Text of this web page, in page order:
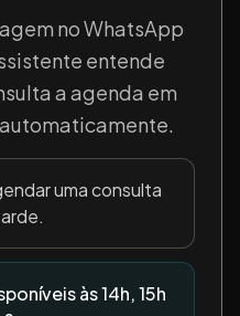
no WhatsApp
entende
a agenda em
uma consulta
às 14h, 15h